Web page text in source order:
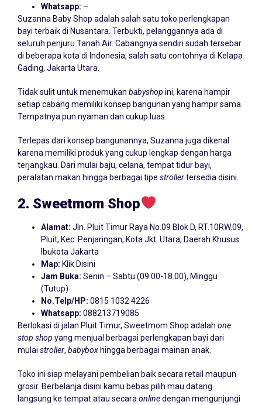
Whatsapp: –
Suzanna Baby Shop adalah salah satu toko perlengkapan
bayi terbaik di Nusantara. Terbukti, pelanggannya ada di
seluruh penjuru Tanah Air. Cabangnya sendiri sudah tersebar
di beberapa kota di Indonesia, salah satu contohnya di Kelapa
Gading, Jakarta Utara.
Tidak sulit untuk menemukan babyshop ini, karena hampir
setiap cabang memiliki konsep bangunan yang hampir sama.
Tempatnya pun nyaman dan cukup luas.
Terlepas dari konsep bangunannya, Suzanna juga dikenal
karena memiliki produk yang cukup lengkap dengan harga
terjangkau. Dari mulai baju, celana, tempat tidur bayi,
peralatan makan hingga berbagai tipe strollertersedia disini.
2. Sweetmom Shop
Alamat: Jln. Pluit Timur Raya No.09 Blok D, RT.10RW.09,
Pluit, Kec. Penjaringan, Kota Jkt. Utara, Daerah Khusus
Ibukota Jakarta
Map: Klik Disini
Jam Buka: Senin – Sabtu (09.00-18.00), Minggu
(Tutup)
No.Telp/HP: 0815 1032 4226
Whatsapp: 088213719085
Berlokasi di jalan Pluit Timur, Sweetmom Shop adalah one
stop shop yang menjual berbagai perlengkapan bayi dari
mulai stroller, babybox hingga berbagai mainan anak.
Toko ini siap melayani pembelian baik secara retail maupun
grosir. Berbelanja disini kamu bebas pilih mau datang
langsung ke tempat atau secara onlinedengan mengunjungi